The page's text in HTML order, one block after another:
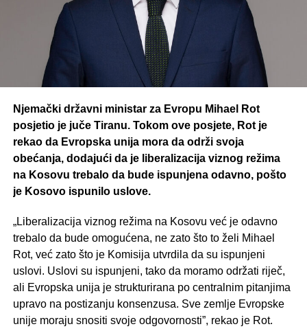
Njemački državni ministar za Evropu Mihael Rot
posjetio je juče Tiranu. Tokom ove posjete, Rot je
rekao da Evropska unija mora da održi svoja
obećanja, dodajući da je liberalizacija viznog režima
na Kosovu trebalo da bude ispunjena odavno, pošto
je Kosovo ispunilo uslove.
„Liberalizacija viznog režima na Kosovu već je odavno
trebalo da bude omogućena, ne zato što to želi Mihael
Rot, već zato što je Komisija utvrdila da su ispunjeni
uslovi. Uslovi su ispunjeni, tako da moramo održati riječ,
ali Evropska unija je strukturirana po centralnim pitanjima
upravo na postizanju konsenzusa. Sve zemlje Evropske
unije moraju snositi svoje odgovornosti”, rekao je Rot.